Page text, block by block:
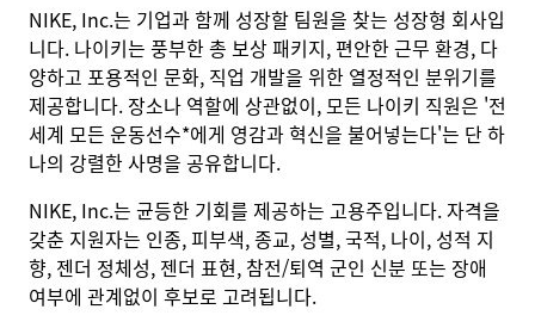
NIKE, Inc.는 기업과 함께 성장할 팀원을 찾는 성장형 회사입
니다. 나이키는 풍부한 총 보상 패키지, 편안한 근무 환경, 다
양하고 포용적인 문화, 직업 개발을 위한 열정적인 분위기를
제공합니다. 장소나 역할에 상관없이, 모든 나이키 직원은 '전
세계 모든 운동선수*에게 영감과 혁신을 불어넣는다'는 단 하
나의 강렬한 사명을 공유합니다.
NIKE, Inc.는 균등한 기회를 제공하는 고용주입니다. 자격을
갖춘 지원자는 인종, 피부색, 종교, 성별, 국적, 나이, 성적 지
향, 젠더 정체성, 젠더 표현, 참전/퇴역 군인 신분 또는 장애
여부에 관계없이 후보로 고려됩니다.